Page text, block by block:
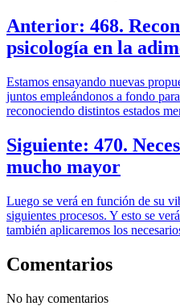
Anterior: 468.
psicología en la
Estamos ensayando nuevas
juntos empleándonos a fondo
reconociendo distintos estados
Siguiente: 470.
mucho mayor
Luego se verá en función de su
siguientes procesos. Y esto se
también aplicaremos los
Comentarios
No hay comentarios